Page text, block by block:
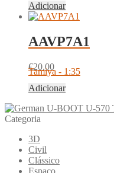
Adicionar
AAVP7A1
€20.00
Tamiya - 1:35
Adicionar
Categoria
3D
Civil
Clássico
Espaço